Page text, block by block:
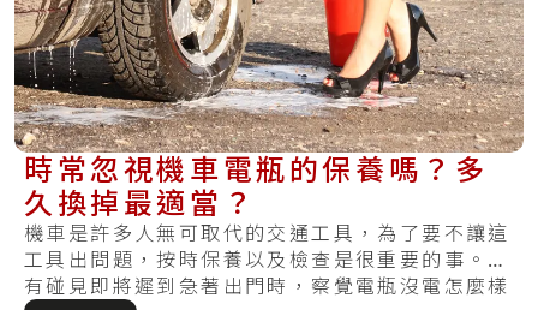
時常忽視機車電瓶的保養嗎？多
久換掉最適當？
機車是許多人無可取代的交通工具，為了要不讓這
工具出問題，按時保養以及檢查是很重要的事。你
有碰見即將遲到急著出門時，察覺電瓶沒電怎麼樣